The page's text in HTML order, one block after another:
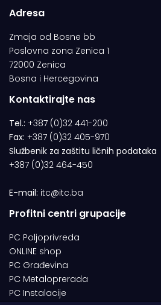
Adresa
Zmaja od Bosne bb
Poslovna zona Zenica 1
72000 Zenica
Bosna i Hercegovina
Kontaktirajte nas
Tel.: +387 (0)32 441-200
Fax: +387 (0)32 405-970
Službenik za zaštitu ličnih podataka
+387 (0)32 464-450
E-mail: itc@itc.ba
Profitni centri grupacije
PC Poljoprivreda
ONLINE shop
PC Građevina
PC Metaloprerada
PC Instalacije